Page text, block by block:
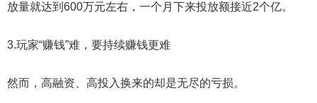
放量就达到600万元左右，一个月下来投放额接近2个亿。
3.玩家“赚钱”难，要持续赚钱更难
然而，高融资、高投入换来的却是无尽的亏损。